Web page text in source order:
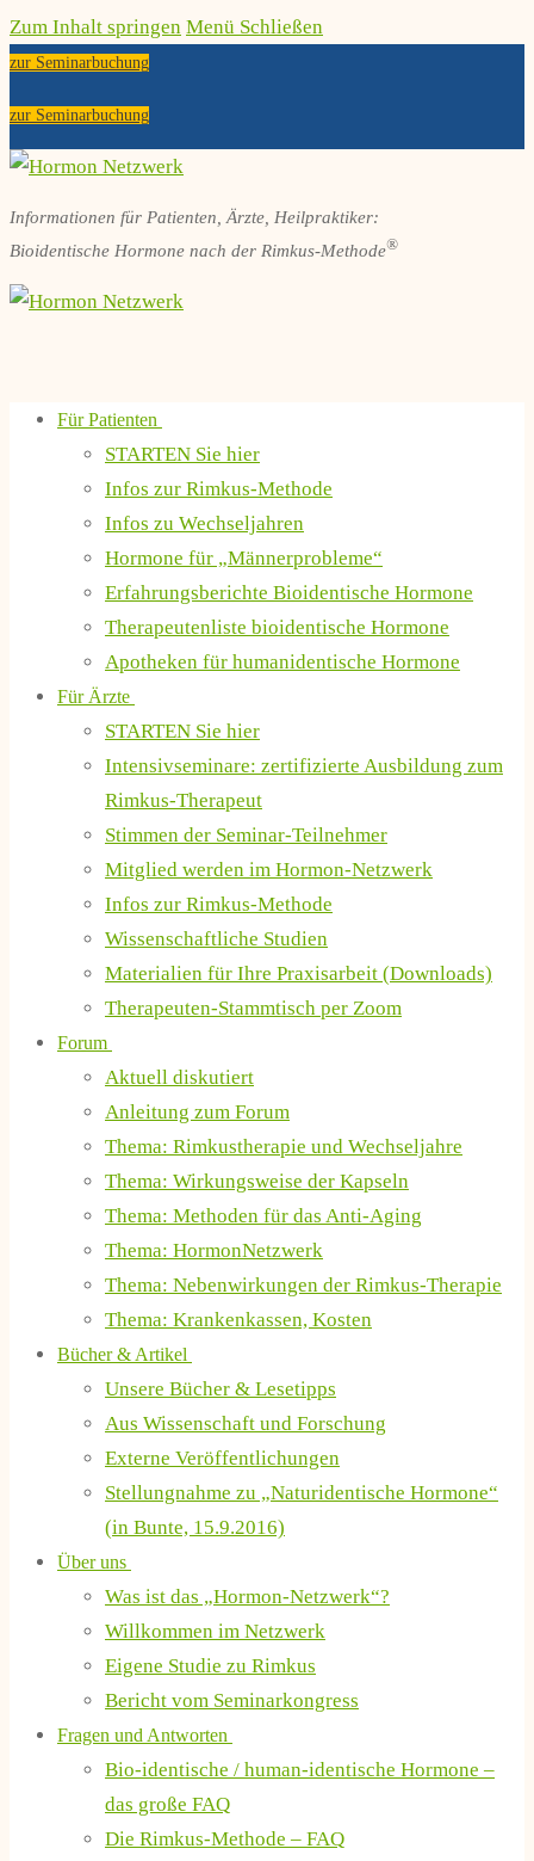
Zum Inhalt springen Menü Schließen
zur Seminarbuchung
zur Seminarbuchung
Informationen für Patienten, Ärzte, Heilpraktiker:
Bioidentische Hormone nach der Rimkus-Methode®
Für Patienten
STARTEN Sie hier
Infos zur Rimkus-Methode
Infos zu Wechseljahren
Hormone für „Männerprobleme“
Erfahrungsberichte Bioidentische Hormone
Therapeutenliste bioidentische Hormone
Apotheken für humanidentische Hormone
Für Ärzte
STARTEN Sie hier
Intensivseminare: zertifizierte Ausbildung zum
Rimkus-Therapeut
Stimmen der Seminar-Teilnehmer
Mitglied werden im Hormon-Netzwerk
Infos zur Rimkus-Methode
Wissenschaftliche Studien
Materialien für Ihre Praxisarbeit (Downloads)
Therapeuten-Stammtisch per Zoom
Forum
Aktuell diskutiert
Anleitung zum Forum
Thema: Rimkustherapie und Wechseljahre
Thema: Wirkungsweise der Kapseln
Thema: Methoden für das Anti-Aging
Thema: HormonNetzwerk
Thema: Nebenwirkungen der Rimkus-Therapie
Thema: Krankenkassen, Kosten
Bücher & Artikel
Unsere Bücher & Lesetipps
Aus Wissenschaft und Forschung
Externe Veröffentlichungen
Stellungnahme zu „Naturidentische Hormone“
(in Bunte, 15.9.2016)
Über uns
Was ist das „Hormon-Netzwerk“?
Willkommen im Netzwerk
Eigene Studie zu Rimkus
Bericht vom Seminarkongress
Fragen und Antworten
Bio-identische / human-identische Hormone –
das große FAQ
Die Rimkus-Methode – FAQ